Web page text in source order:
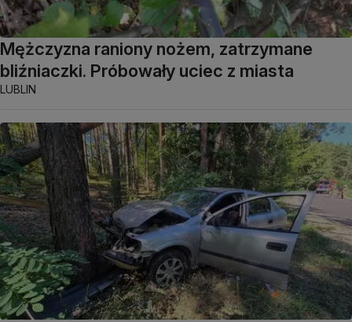
Mężczyzna raniony nożem, zatrzymane
bliźniaczki. Próbowały uciec z miasta
LUBLIN